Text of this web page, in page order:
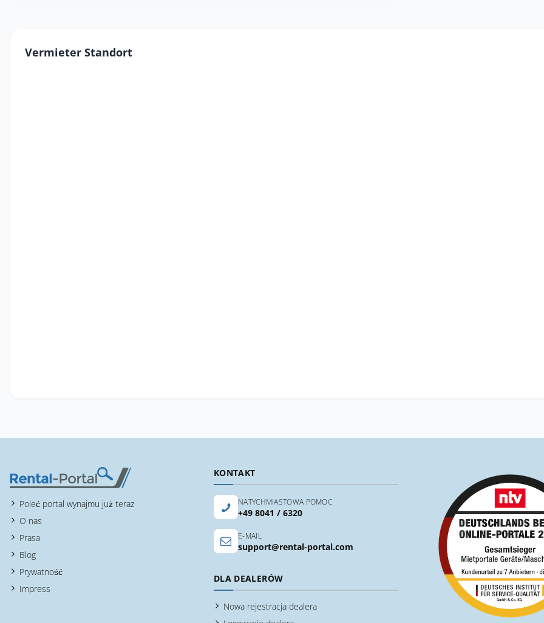
Vermieter Standort
Poleć portal wynajmu już teraz
O nas
Prasa
Blog
Prywatność
Impress
KONTAKT
NATYCHMIASTOWA POMOC
+49 8041 / 6320
E-MAIL
support@rental-portal.com
DLA DEALERÓW
Nowa rejestracja dealera